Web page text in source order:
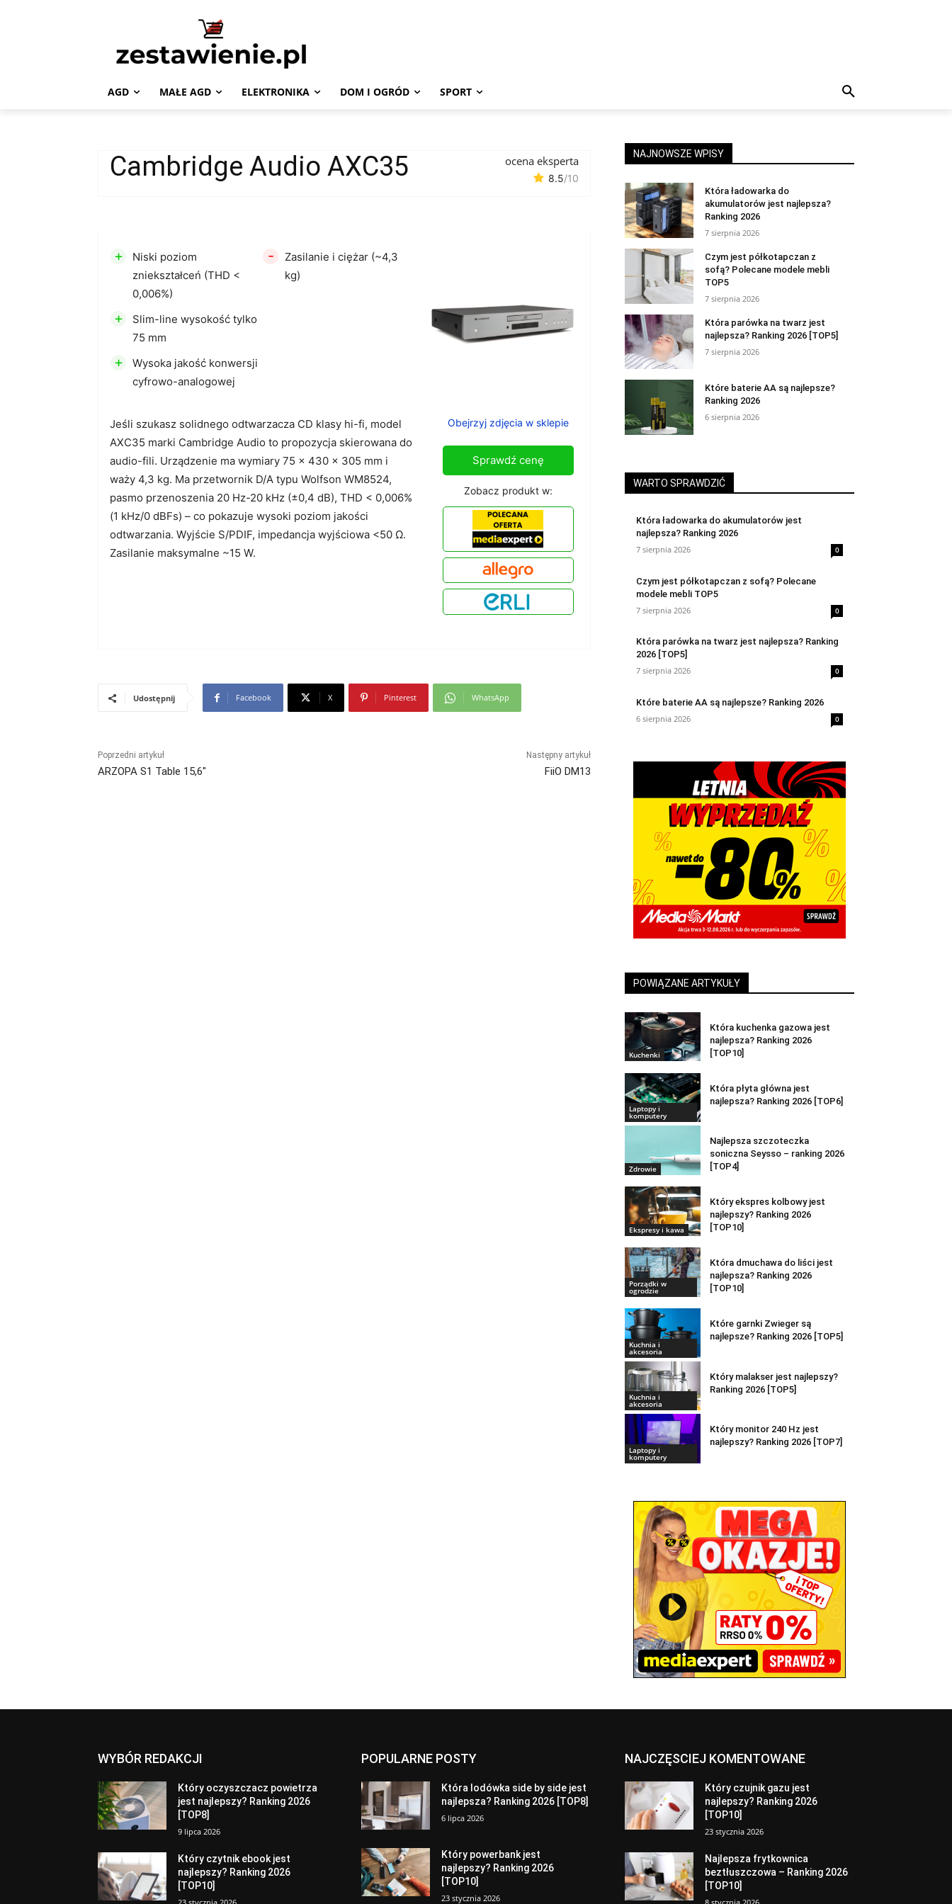
AGD MAŁE AGD ELEKTRONIKA DOM I OGRÓD SPORT
Cambridge Audio AXC35 ocena eksperta
8.5/10
Jeśli szukasz solidnego odtwarzacza CD klasy hi-fi, model
AXC35 marki Cambridge Audio to propozycja skierowana do
audio-fili. Urządzenie ma wymiary 75 × 430 × 305 mm i
waży 4,3 kg. Ma przetwornik D/A typu Wolfson WM8524,
pasmo przenoszenia 20 Hz-20 kHz (±0,4 dB), THD < 0,006%
(1 kHz/0 dBFs) – co pokazuje wysoki poziom jakości
odtwarzania. Wyjście S/PDIF, impedancja wyjściowa <50 Ω.
Zasilanie maksymalne ~15 W.
+
Niski poziom
zniekształceń (THD <
0,006%)
+
Slim-line wysokość tylko
75 mm
+
Wysoka jakość konwersji
cyfrowo-analogowej
-
Zasilanie i ciężar (~4,3
kg)
Obejrzyj zdjęcia w sklepie
Sprawdź cenę
Zobacz produkt w:
Udostępnij Facebook X Pinterest WhatsApp
Poprzedni artykuł
ARZOPA S1 Table 15,6″
Następny artykuł
FiiO DM13
NAJNOWSZE WPISY
Która ładowarka do
akumulatorów jest najlepsza?
Ranking 2026
7 sierpnia 2026
Czym jest półkotapczan z
sofą? Polecane modele mebli
TOP5
7 sierpnia 2026
Która parówka na twarz jest
najlepsza? Ranking 2026 [TOP5]
7 sierpnia 2026
Które baterie AA są najlepsze?
Ranking 2026
6 sierpnia 2026
WARTO SPRAWDZIĆ
Która ładowarka do akumulatorów jest
najlepsza? Ranking 2026
7 sierpnia 2026
0
Czym jest półkotapczan z sofą? Polecane
modele mebli TOP5
7 sierpnia 2026
0
Która parówka na twarz jest najlepsza? Ranking
2026 [TOP5]
7 sierpnia 2026
0
Które baterie AA są najlepsze? Ranking 2026
6 sierpnia 2026
0
POWIĄZANE ARTYKUŁY
Kuchenki
Która kuchenka gazowa jest
najlepsza? Ranking 2026
[TOP10]
Laptopy i
komputery
Która płyta główna jest
najlepsza? Ranking 2026 [TOP6]
Zdrowie
Najlepsza szczoteczka
soniczna Seysso – ranking 2026
[TOP4]
Ekspresy i kawa
Który ekspres kolbowy jest
najlepszy? Ranking 2026
[TOP10]
Porządki w
ogrodzie
Która dmuchawa do liści jest
najlepsza? Ranking 2026
[TOP10]
Kuchnia i
akcesoria
Które garnki Zwieger są
najlepsze? Ranking 2026 [TOP5]
Kuchnia i
akcesoria
Który malakser jest najlepszy?
Ranking 2026 [TOP5]
Laptopy i
komputery
Który monitor 240 Hz jest
najlepszy? Ranking 2026 [TOP7]
WYBÓR REDAKCJI
Który oczyszczacz powietrza
jest najlepszy? Ranking 2026
[TOP8]
9 lipca 2026
Który czytnik ebook jest
najlepszy? Ranking 2026
[TOP10]
POPULARNE POSTY
Która lodówka side by side jest
najlepsza? Ranking 2026 [TOP8]
6 lipca 2026
Który powerbank jest
najlepszy? Ranking 2026
[TOP10]
23 stycznia 2026
NAJCZĘSCIEJ KOMENTOWANE
Który czujnik gazu jest
najlepszy? Ranking 2026
[TOP10]
23 stycznia 2026
Najlepsza frytkownica
beztłuszczowa – Ranking 2026
[TOP10]